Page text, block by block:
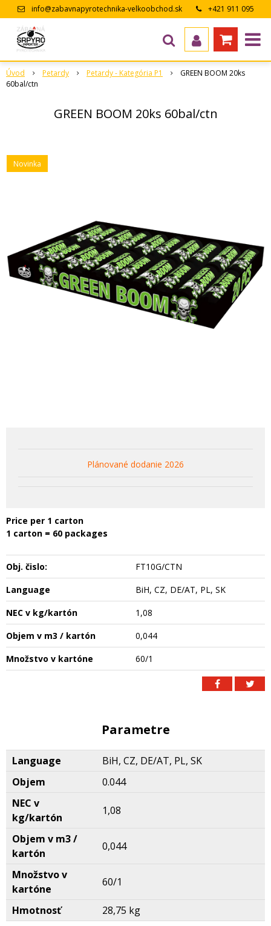
info@zabavnapyrotechnika-velkoobchod.sk
+421 911 095
Úvod Petardy Petardy - Kategória P1
GREEN BOOM 20ks
60bal/ctn
GREEN BOOM 20ks 60bal/ctn
Novinka
Plánované dodanie 2026
Price per 1 carton
1 carton = 60 packages
Obj. čislo:
FT10G/CTN
Language
BiH, CZ, DE/AT, PL, SK
NEC v kg/kartón
1,08
Objem v m3 / kartón
0,044
Množstvo v kartóne
60/1
Parametre
Language
BiH, CZ, DE/AT, PL, SK
Objem
0.044
NEC v
kg/kartón
1,08
Objem v m3 /
kartón
0,044
Množstvo v
kartóne
60/1
Hmotnosť 28,75 kg